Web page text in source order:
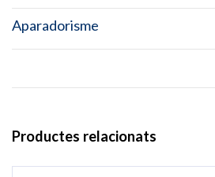
Aparadorisme
Productes relacionats